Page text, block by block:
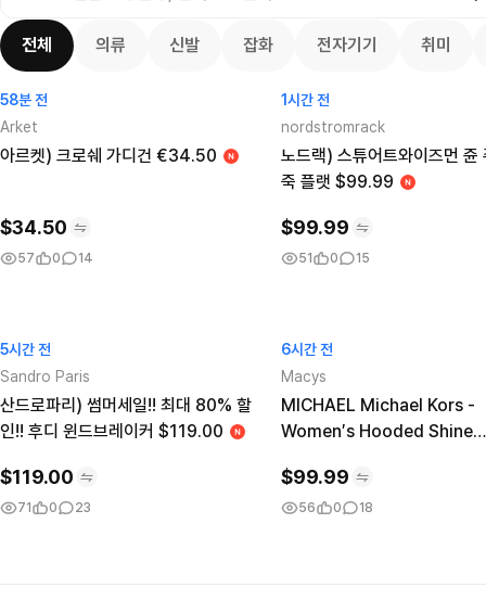
전체 의류 신발 잡화 전자기기 취미
58분 전
Arket
아르켓) 크로쉐 가디건 €34.50
$34.50
57 0 14
1시간 전
nordstromrack
노드랙) 스튜어트와이즈먼 쥰
죽 플랫 $99.99
$99.99
51 0 15
5시간 전
Sandro Paris
산드로파리) 썸머세일!! 최대 80% 할
인!! 후디 윈드브레이커 $119.00
$119.00
71 0 23
6시간 전
Macys
MICHAEL Michael Kors -
Women′s Hooded Shine
$99.99
56 0 18